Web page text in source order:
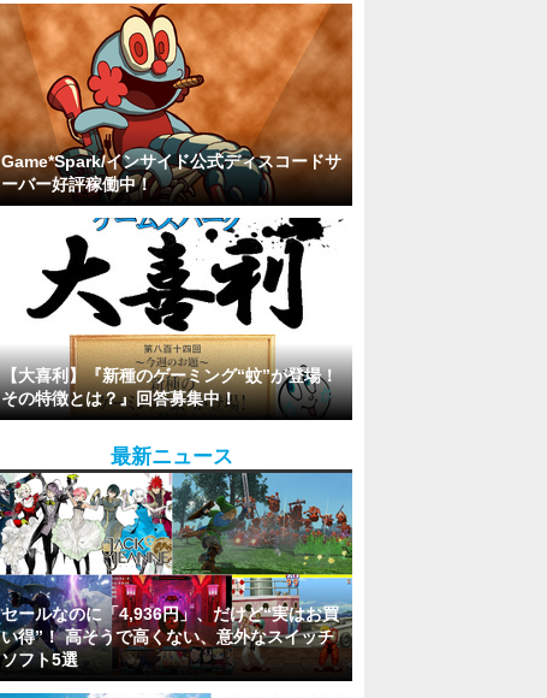
Game*Spark/インサイド公式ディスコードサ
ーバー好評稼働中！
【大喜利】『新種のゲーミング“蚊”が登場！
その特徴とは？』回答募集中！
最新ニュース
セールなのに「4,936円」、だけど“実はお買
い得”！ 高そうで高くない、意外なスイッチ
ソフト5選